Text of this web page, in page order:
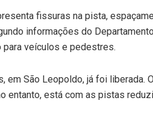
fissuras na pista,
informações do
veículos e pedestres.
em São Leopoldo, já foi liberada.
entanto, está com as pistas